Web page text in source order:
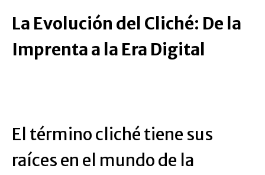
La Evolución del Cliché: De la
Imprenta a la Era Digital
El término cliché tiene sus
raíces en el mundo de la